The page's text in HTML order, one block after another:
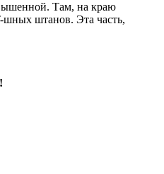
Там, на краю
шных штанов. Эта часть,